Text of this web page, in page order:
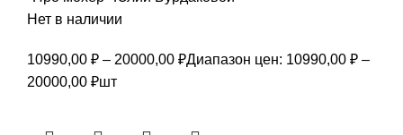
Нет в наличии
10990,00 ₽ – 20000,00 ₽Диапазон цен: 10990,00 ₽ –
20000,00 ₽шт